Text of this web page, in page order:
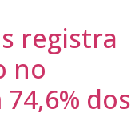
registra
no
74,6% dos